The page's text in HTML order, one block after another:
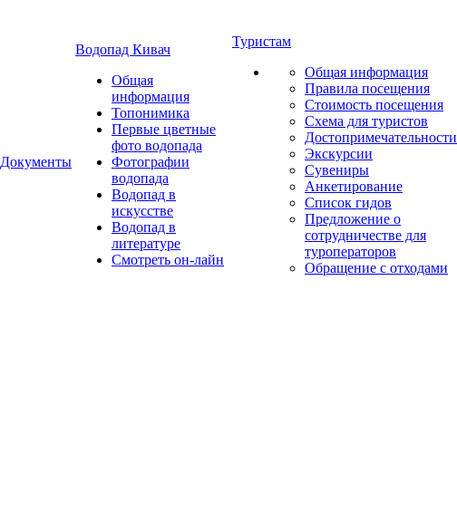
Документы
Водопад Кивач
Общая
информация
Топонимика
Первые цветные
фото водопада
Фотографии
водопада
Водопад в
искусстве
Водопад в
литературе
Смотреть он-лайн
Туристам
Общая информация
Правила посещения
Стоимость посещения
Схема для туристов
Достопримечательности
Экскурсии
Сувениры
Анкетирование
Список гидов
Предложение о
сотрудничестве для
туроператоров
Обращение с отходами